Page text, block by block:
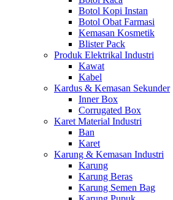
Botol Kopi Instan
Botol Obat Farmasi
Kemasan Kosmetik
Blister Pack
Produk Elektrikal Industri
Kawat
Kabel
Kardus & Kemasan Sekunder
Inner Box
Corrugated Box
Karet Material Industri
Ban
Karet
Karung & Kemasan Industri
Karung
Karung Beras
Karung Semen Bag